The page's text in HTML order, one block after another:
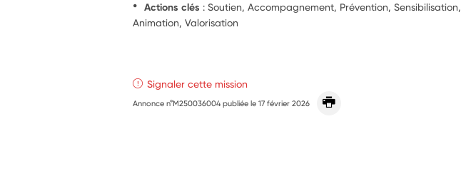
Actions clés : Soutien, Accompagnement, Prévention, Sensibilisation,
Animation, Valorisation
Signaler cette mission
Annonce n°M250036004 publiée le17 février 2026